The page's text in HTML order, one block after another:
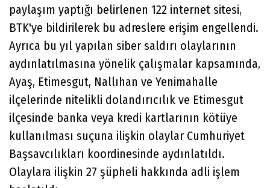
paylaşım yaptığı belirlenen 122 internet sitesi,
BTK'ye bildirilerek bu adreslere erişim engellendi.
Ayrıca bu yıl yapılan siber saldırı olaylarının
aydınlatılmasına yönelik çalışmalar kapsamında,
Ayaş, Etimesgut, Nallıhan ve Yenimahalle
ilçelerinde nitelikli dolandırıcılık ve Etimesgut
ilçesinde banka veya kredi kartlarının kötüye
kullanılması suçuna ilişkin olaylar Cumhuriyet
Başsavcılıkları koordinesinde aydınlatıldı.
Olaylara ilişkin 27 şüpheli hakkında adli işlem